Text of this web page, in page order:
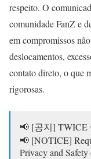
respeito. O
comunidade FanZ e
em compromissos
deslocamentos,
contato direto, o que
rigorosas.
📢 [공지] TWICE
📢 [NOTICE]
Privacy and